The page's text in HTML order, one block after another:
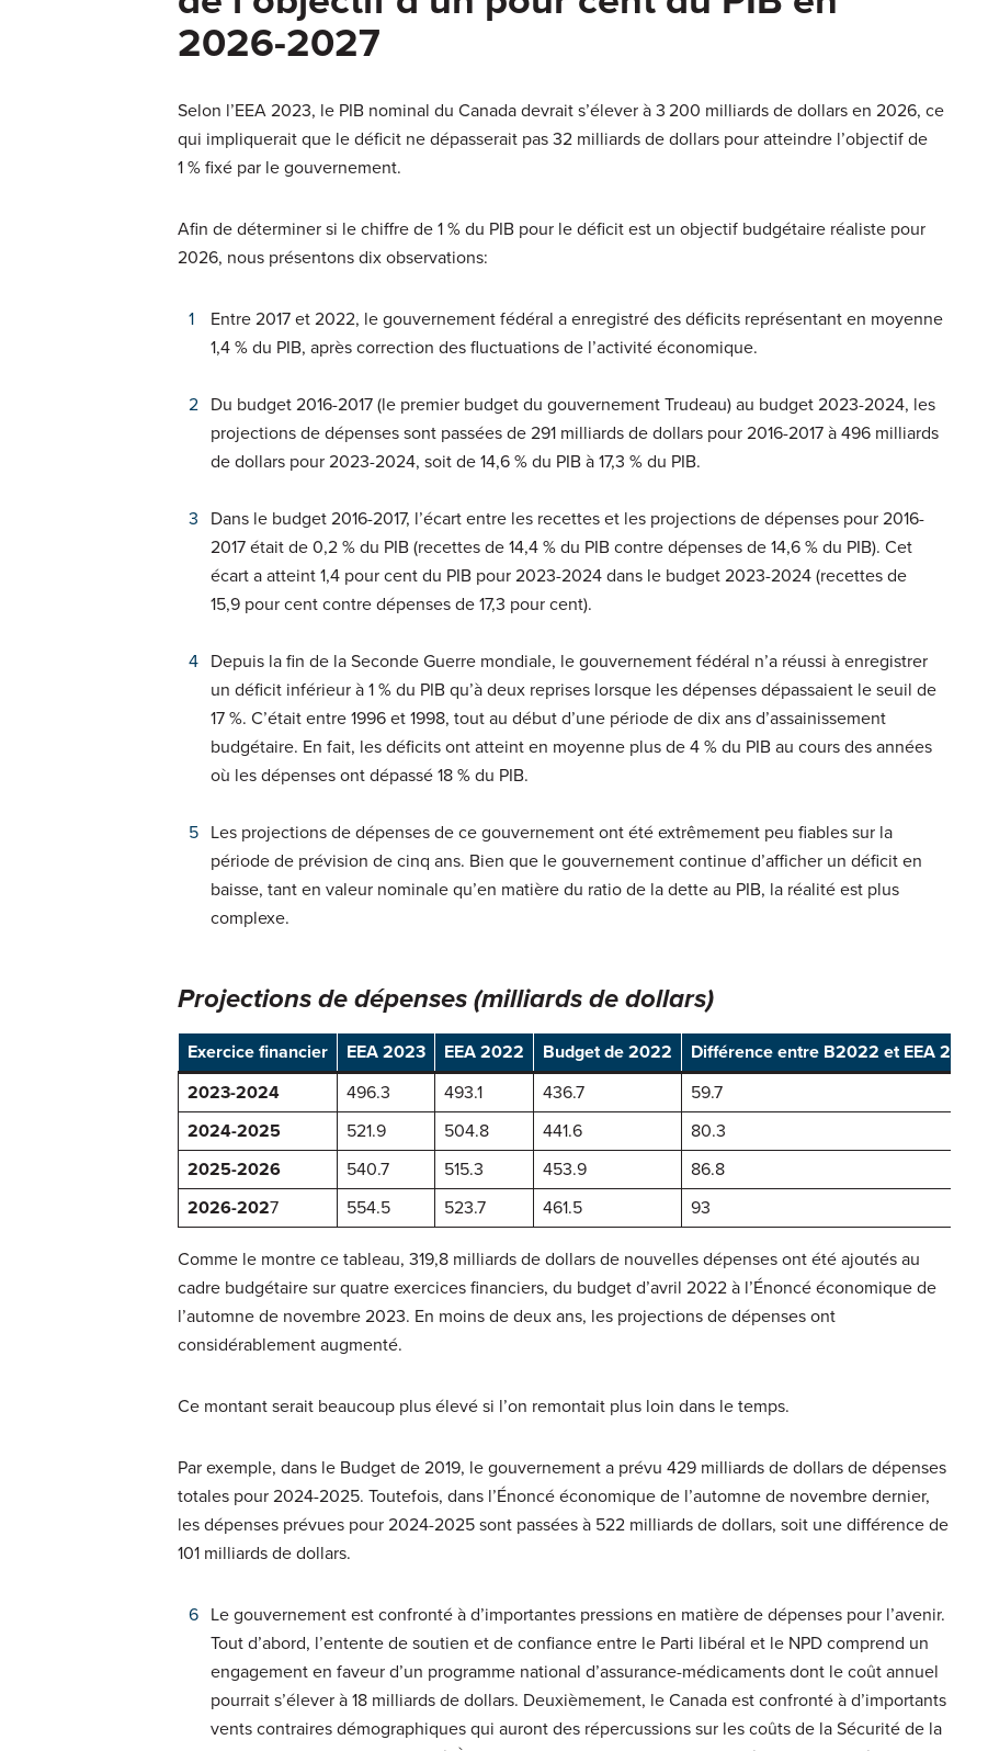
2026-2027
Selon l’EEA 2023, le PIB nominal du Canada devrait s’élever à 3 200 milliards de dollars en 2026, ce
qui impliquerait que le déficit ne dépasserait pas 32 milliards de dollars pour atteindre l’objectif de
1 % fixé par le gouvernement.
Afin de déterminer si le chiffre de 1 % du PIB pour le déficit est un objectif budgétaire réaliste pour
2026, nous présentons dix observations:
Entre 2017 et 2022, le gouvernement fédéral a enregistré des déficits représentant en moyenne
1,4 % du PIB, après correction des fluctuations de l’activité économique.
Du budget 2016-2017 (le premier budget du gouvernement Trudeau) au budget 2023-2024, les
projections de dépenses sont passées de 291 milliards de dollars pour 2016-2017 à 496 milliards
de dollars pour 2023-2024, soit de 14,6 % du PIB à 17,3 % du PIB.
Dans le budget 2016-2017, l’écart entre les recettes et les projections de dépenses pour 2016-
2017 était de 0,2 % du PIB (recettes de 14,4 % du PIB contre dépenses de 14,6 % du PIB). Cet
écart a atteint 1,4 pour cent du PIB pour 2023-2024 dans le budget 2023-2024 (recettes de
15,9 pour cent contre dépenses de 17,3 pour cent).
Depuis la fin de la Seconde Guerre mondiale, le gouvernement fédéral n’a réussi à enregistrer
un déficit inférieur à 1 % du PIB qu’à deux reprises lorsque les dépenses dépassaient le seuil de
17 %. C’était entre 1996 et 1998, tout au début d’une période de dix ans d’assainissement
budgétaire. En fait, les déficits ont atteint en moyenne plus de 4 % du PIB au cours des années
où les dépenses ont dépassé 18 % du PIB.
Les projections de dépenses de ce gouvernement ont été extrêmement peu fiables sur la
période de prévision de cinq ans. Bien que le gouvernement continue d’afficher un déficit en
baisse, tant en valeur nominale qu’en matière du ratio de la dette au PIB, la réalité est plus
complexe.
Projections de dépenses (milliards de dollars)
Exercice financier EEA 2023 EEA 2022 Budget de 2022
Différence entre B2022 et EEA 2023
2023-2024
496.3 493.1 436.7
59.7
2024-2025
521.9 504.8 441.6
80.3
2025-2026
540.7 515.3 453.9
86.8
2026-2027 554.5 523.7 461.5 93
Comme le montre ce tableau, 319,8 milliards de dollars de nouvelles dépenses ont été ajoutés au
cadre budgétaire sur quatre exercices financiers, du budget d’avril 2022 à l’Énoncé économique de
l’automne de novembre 2023. En moins de deux ans, les projections de dépenses ont
considérablement augmenté.
Ce montant serait beaucoup plus élevé si l’on remontait plus loin dans le temps.
Par exemple, dans le Budget de 2019, le gouvernement a prévu 429 milliards de dollars de dépenses
totales pour 2024-2025. Toutefois, dans l’Énoncé économique de l’automne de novembre dernier,
les dépenses prévues pour 2024-2025 sont passées à 522 milliards de dollars, soit une différence de
101 milliards de dollars.
Le gouvernement est confronté à d’importantes pressions en matière de dépenses pour l’avenir.
Tout d’abord, l’entente de soutien et de confiance entre le Parti libéral et le NPD comprend un
engagement en faveur d’un programme national d’assurance-médicaments dont le coût annuel
pourrait s’élever à 18 milliards de dollars. Deuxièmement, le Canada est confronté à d’importants
vents contraires démographiques qui auront des répercussions sur les coûts de la Sécurité de la